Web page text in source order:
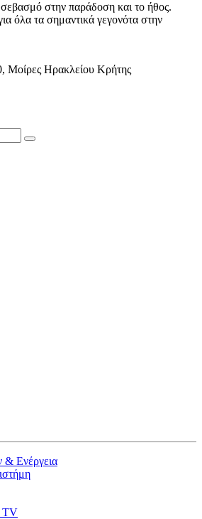
σεβασμό στην παράδοση και το ήθος.
όλα τα σημαντικά γεγονότα στην
Μοίρες Ηρακλείου Κρήτης
& Ενέργεια
TV